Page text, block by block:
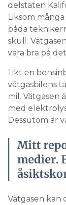
delstaten
Liksom
båda
skull.
vara bra på
Likt en
vätgasbilens
mil. Vätgasen
med
Dessutom är
Mitt
medier.
Vätgasen kan